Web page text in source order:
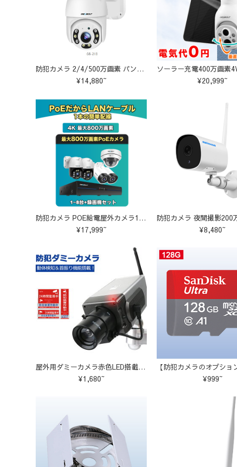
防犯カメラ 2/4/500万画素 パンチルト対応 AI検知機能付き C-GB213
¥14,880~
¥20,999~
防犯カメラ POE給電屋外カメラ1～8台を自由に選べるセット K-GB215
¥17,999~
¥8,480~
屋外用ダミーカメラ赤色LED搭載かんたん設置 ダミー009188
¥1,680~
¥999~